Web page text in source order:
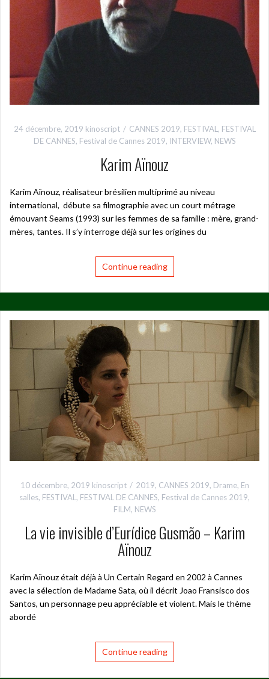
24 décembre, 2019 kinoscript CANNES 2019, FESTIVAL , FESTIVAL
DE CANNES, Festival de Cannes 2019, INTERVIEW, NEWS
Karim Aïnouz
Karim Aïnouz, réalisateur brésilien multiprimé au niveau
international, débute sa filmographie avec un court métrage
émouvant Seams (1993) sur les femmes de sa famille : mère, grand-
mères, tantes. Il s’y interroge déjà sur les origines du
Continue reading
10 décembre, 2019 kinoscript 2019, CANNES 2019, Drame, En
salles, FESTIVAL, FESTIVAL DE CANNES, Festival de Cannes 2019,
FILM, NEWS
La vie invisible d’Eurídice Gusmão – Karim
Aïnouz
Karim Aïnouz était déjà à Un Certain Regard en 2002 à Cannes
avec la sélection de Madame Sata, où il décrit Joao Fransisco dos
Santos, un personnage peu appréciable et violent. Mais le thème
abordé
Continue reading